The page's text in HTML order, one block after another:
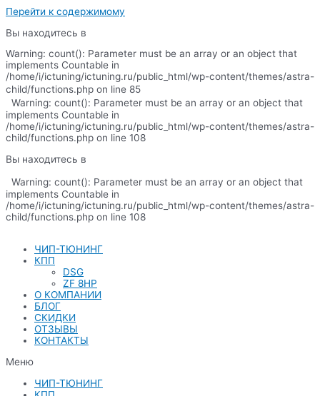
Перейти к содержимому
Вы находитесь в
Warning: count(): Parameter must be an array or an object that
implements Countable in
/home/i/ictuning/ictuning.ru/public_html/wp-content/themes/astra-
child/functions.php on line 85
Warning: count(): Parameter must be an array or an object that
implements Countable in
/home/i/ictuning/ictuning.ru/public_html/wp-content/themes/astra-
child/functions.php on line 108
Вы находитесь в
Warning: count(): Parameter must be an array or an object that
implements Countable in
/home/i/ictuning/ictuning.ru/public_html/wp-content/themes/astra-
child/functions.php on line 108
ЧИП-ТЮНИНГ
КПП
DSG
ZF 8HP
О КОМПАНИИ
БЛОГ
СКИДКИ
ОТЗЫВЫ
КОНТАКТЫ
Меню
ЧИП-ТЮНИНГ